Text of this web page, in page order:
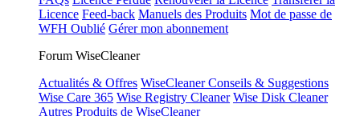
Licence Feed-back Manuels des Produits Mot de passe de
WFH Oublié Gérer mon abonnement
Forum WiseCleaner
Actualités & Offres WiseCleaner Conseils & Suggestions
Wise Care 365 Wise Registry Cleaner Wise Disk Cleaner
Autres Produits de WiseCleaner